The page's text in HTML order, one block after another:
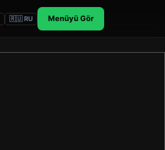
🇷🇺 RU Menüyü Gör